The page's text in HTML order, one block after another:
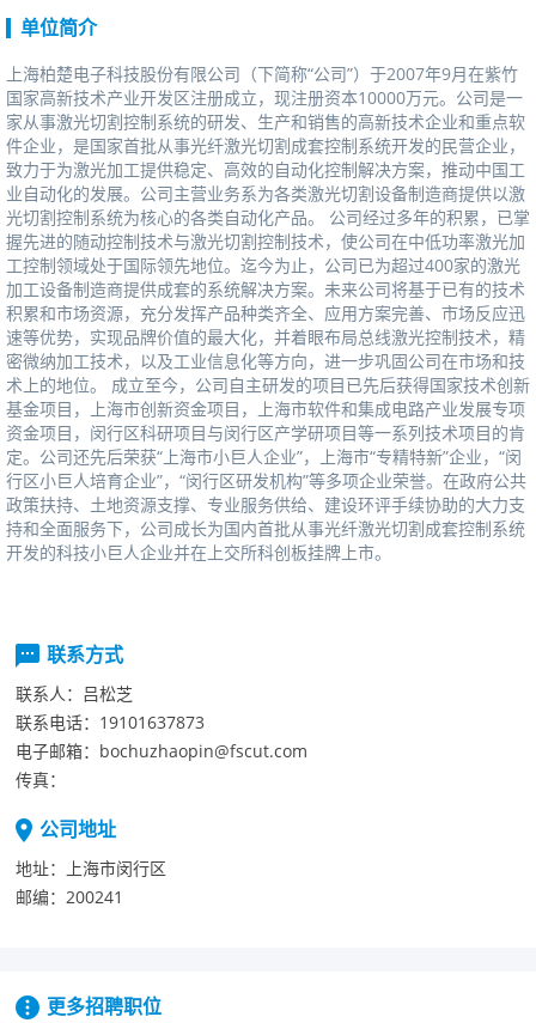
单位简介
上海柏楚电子科技股份有限公司（下简称“公司”）于2007年9月在紫竹
国家高新技术产业开发区注册成立，现注册资本10000万元。公司是一
家从事激光切割控制系统的研发、生产和销售的高新技术企业和重点软
件企业，是国家首批从事光纤激光切割成套控制系统开发的民营企业，
致力于为激光加工提供稳定、高效的自动化控制解决方案，推动中国工
业自动化的发展。公司主营业务系为各类激光切割设备制造商提供以激
光切割控制系统为核心的各类自动化产品。公司经过多年的积累，已掌
握先进的随动控制技术与激光切割控制技术，使公司在中低功率激光加
工控制领域处于国际领先地位。迄今为止，公司已为超过400家的激光
加工设备制造商提供成套的系统解决方案。未来公司将基于已有的技术
积累和市场资源，充分发挥产品种类齐全、应用方案完善、市场反应迅
速等优势，实现品牌价值的最大化，并着眼布局总线激光控制技术，精
密微纳加工技术，以及工业信息化等方向，进一步巩固公司在市场和技
术上的地位。成立至今，公司自主研发的项目已先后获得国家技术创新
基金项目，上海市创新资金项目，上海市软件和集成电路产业发展专项
资金项目，闵行区科研项目与闵行区产学研项目等一系列技术项目的肯
定。公司还先后荣获“上海市小巨人企业”，上海市“专精特新”企业，“闵
行区小巨人培育企业”，“闵行区研发机构”等多项企业荣誉。在政府公共
政策扶持、土地资源支撑、专业服务供给、建设环评手续协助的大力支
持和全面服务下，公司成长为国内首批从事光纤激光切割成套控制系统
开发的科技小巨人企业并在上交所科创板挂牌上市。
联系方式
联系人： 吕松芝
联系电话： 19101637873
电子邮箱： bochuzhaopin@fscut.com
传真：
公司地址
地址：
上海市闵行区
邮编： 200241
更多招聘职位